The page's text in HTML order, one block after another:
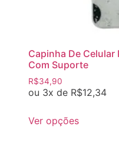
Capinha De Celular
Com Suporte
R$34,90
ou 3x de R$12,34
Ver opções